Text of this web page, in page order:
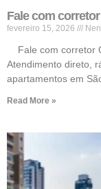
Fale com
fevereiro 15, 2026
Fale com corretor
Atendimento direto,
apartamentos em
Read More »